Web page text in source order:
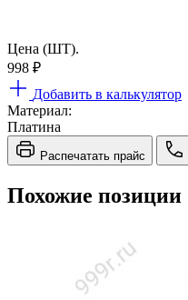
Цена (ШТ).
998 ₽
Добавить в калькулятор
Материал:
Платина
Распечатать прайс
Похожие позиции